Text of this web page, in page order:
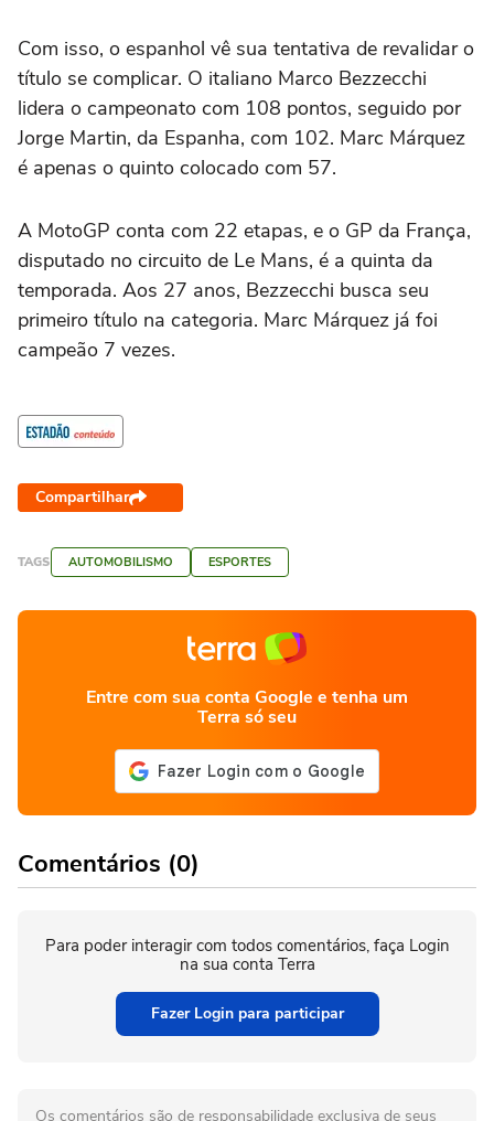
Com isso, o espanhol vê sua tentativa de revalidar o
título se complicar. O italiano Marco Bezzecchi
lidera o campeonato com 108 pontos, seguido por
Jorge Martin, da Espanha, com 102. Marc Márquez
é apenas o quinto colocado com 57.
A MotoGP conta com 22 etapas, e o GP da França,
disputado no circuito de Le Mans, é a quinta da
temporada. Aos 27 anos, Bezzecchi busca seu
primeiro título na categoria. Marc Márquez já foi
campeão 7 vezes.
Compartilhar
TAGS AUTOMOBILISMO ESPORTES
Entre com sua conta Google e tenha um
Terra só seu
Comentários (0)
Para poder interagir com todos comentários, faça Login
na sua conta Terra
Fazer Login para participar
Os comentários são de responsabilidade exclusiva de seus